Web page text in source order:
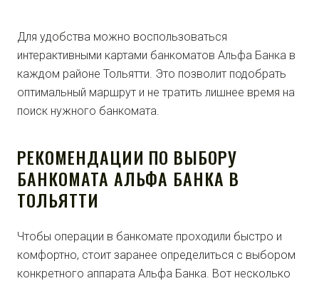
Для удобства можно воспользоваться
интерактивными картами банкоматов Альфа Банка в
каждом районе Тольятти. Это позволит подобрать
оптимальный маршрут и не тратить лишнее время на
поиск нужного банкомата.
РЕКОМЕНДАЦИИ ПО ВЫБОРУ
БАНКОМАТА АЛЬФА БАНКА В
ТОЛЬЯТТИ
Чтобы операции в банкомате проходили быстро и
комфортно, стоит заранее определиться с выбором
конкретного аппарата Альфа Банка. Вот несколько